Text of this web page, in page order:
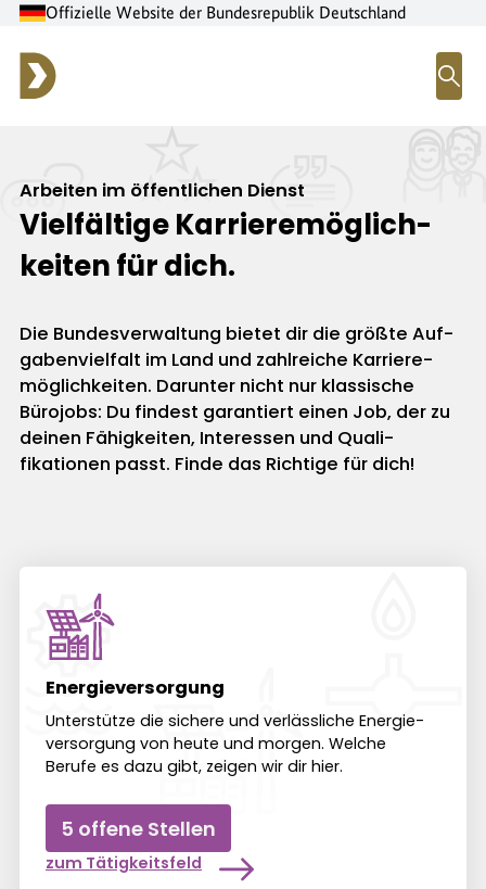
Offizielle Website der Bundesrepublik Deutschland
Viel­fältige Karriere­mög­lich­
keiten für dich.
Arbeiten im öffentlichen Dienst
Die Bundes­ver­waltung bietet dir die größte Auf­
gaben­viel­falt im Land und zahl­reiche Karriere­
mög­lich­keiten. Darunter nicht nur klassische
Büro­jobs: Du findest garantiert einen Job, der zu
deinen Fähig­keiten, Interessen und Quali­
fikationen passt. Finde das Richtige für dich!
Energieversorgung
Unter­­­stütze die sichere und ver­läss­liche Energie­
versorgung von heute und morgen. Welche
Berufe es dazu gibt, zeigen wir dir hier.
5 offene Stellen
zum Tätigkeitsfeld